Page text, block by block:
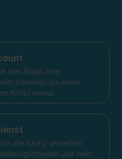
den Status Ihrer
bestellen Sie einen
Konto erneut.
alle häufig gestellten
und mehr